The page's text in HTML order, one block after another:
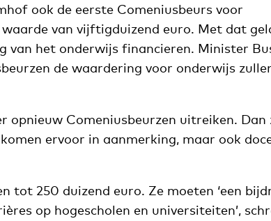
ook de eerste Comeniusbeurs voor
van vijftigduizend euro. Met dat
van het onderwijs financieren. Minister
de waardering voor onderwijs
opnieuw Comeniusbeurzen uitreiken. Dan
ervoor in aanmerking, maar ook
tot 250 duizend euro. Ze moeten ‘een
op hogescholen en universiteiten’,